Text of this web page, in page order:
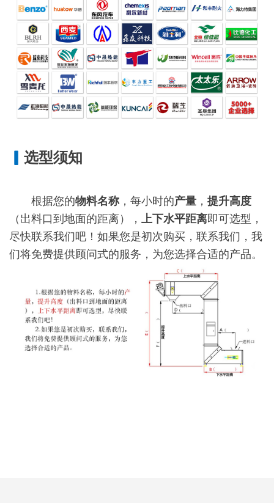
选型须知
根据您的物料名称 ，每小时的产量 ， 提升高度
（出料口到地面的距离）， 上下水平距离即可选型，
尽快联系我们吧！如果您是初次购买，联系我们，我
们将免费提供顾问式的服务，为您选择合适的产品。